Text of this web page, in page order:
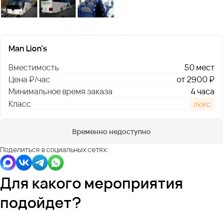
Man Lion's
Вместимость
50 мест
Цена ₽/час
от 2900 ₽
Минимальное время заказа
4 часа
Класс
люкс
Временно недоступно
Поделиться в социальных сетях:
Для какого мероприятия
подойдет?